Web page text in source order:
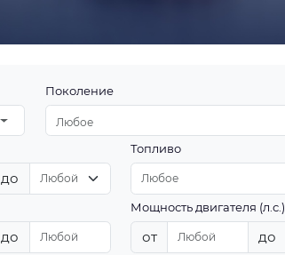
Поколение
Любое
до
Топливо
до
Мощность двигателя (л.с.)
от до